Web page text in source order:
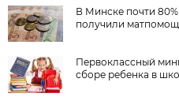
В Минске почти
получили
Первоклассный
сборе ребенка в